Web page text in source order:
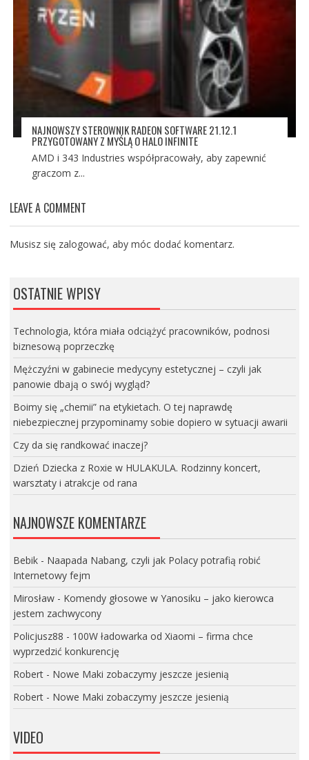
NAJNOWSZY STEROWNIK RADEON SOFTWARE 21.12.1
PRZYGOTOWANY Z MYŚLĄ O HALO INFINITE
AMD i 343 Industries współpracowały, aby zapewnić
graczom z...
LEAVE A COMMENT
Musisz się zalogować, aby móc dodać komentarz.
OSTATNIE WPISY
Technologia, która miała odciążyć pracowników, podnosi
biznesową poprzeczkę
Mężczyźni w gabinecie medycyny estetycznej – czyli jak
panowie dbają o swój wygląd?
Boimy się „chemii” na etykietach. O tej naprawdę
niebezpiecznej przypominamy sobie dopiero w sytuacji awarii
Czy da się randkować inaczej?
Dzień Dziecka z Roxie w HULAKULA. Rodzinny koncert,
warsztaty i atrakcje od rana
NAJNOWSZE KOMENTARZE
Bebik- Naapada Nabang, czyli jak Polacy potrafią robić
Internetowy fejm
Mirosław- Komendy głosowe w Yanosiku – jako kierowca
jestem zachwycony
Policjusz88 - 100W ładowarka od Xiaomi – firma chce
wyprzedzić konkurencję
Robert- Nowe Maki zobaczymy jeszcze jesienią
Robert- Nowe Maki zobaczymy jeszcze jesienią
VIDEO